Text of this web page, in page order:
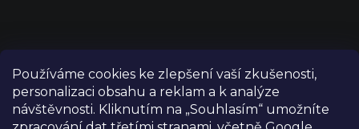
Používáme cookies ke zlepšení vaší zkušenosti,
personalizaci obsahu a reklam a k analýze
návštěvnosti. Kliknutím na „Souhlasím“ umožníte